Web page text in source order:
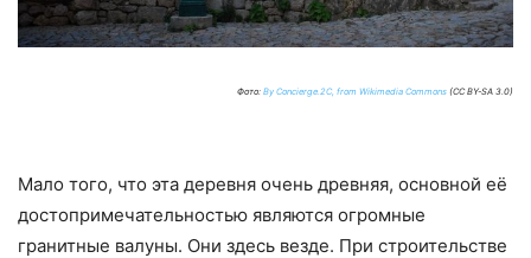
Фото: By Concierge.2C, from Wikimedia Commons (CC BY-SA 3.0)
Мало того, что эта деревня очень древняя, основной её
достопримечательностью являются огромные
гранитные валуны. Они здесь везде. При строительстве